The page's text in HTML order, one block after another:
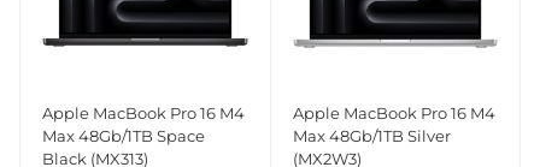
Apple MacBook Pro 16 M4
Max 48Gb/1TB Space
Black (MX313)
Apple MacBook Pro 16 M4
Max 48Gb/1TB Silver
(MX2W3)